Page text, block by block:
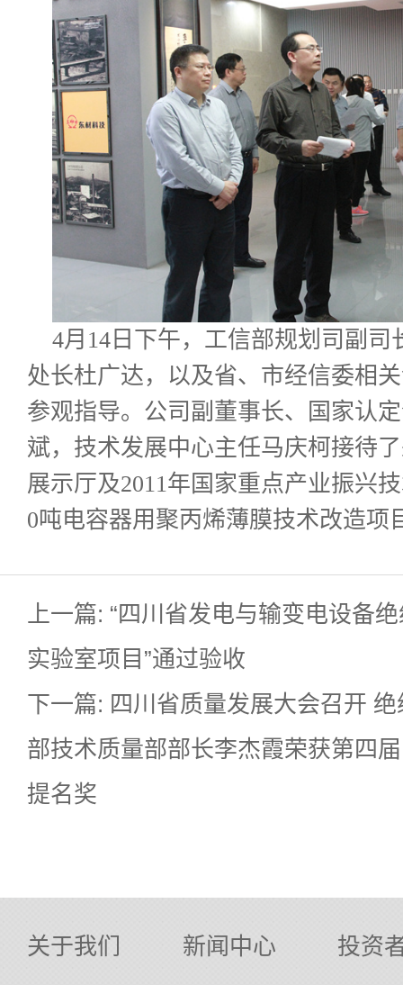
4月 14 日下午，工信部规划司副
处长杜广达，以及省、市经信委相
参观指导。公司副董事长、国家认
斌，技术发展中心主任马庆柯接待
展示厅及2011 年国家重点产业振兴
0吨电容器用聚丙烯薄膜技术改造项
上一篇: “四川省发电与输变电设备
实验室项目”通过验收
下一篇: 四川省质量发展大会召开
部技术质量部部长李杰霞荣获第四
提名奖
关于我们 新闻中心
投资